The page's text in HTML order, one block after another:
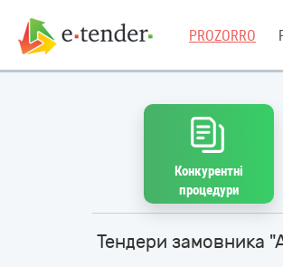
PROZORRO
Конкурентні
процедури
Тендери замовника